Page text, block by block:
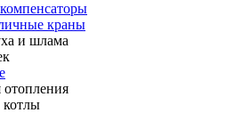
краны
и шлама
отопления
котлы